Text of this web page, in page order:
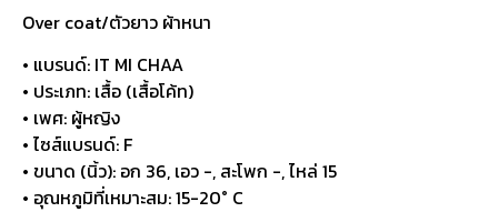
Over coat/ตัวยาว ผ้าหนา
• แบรนด์: IT MI CHAA
• ประเภท: เสื้อ (เสื้อโค้ท)
• เพศ: ผู้หญิง
• ไซส์แบรนด์: F
• ขนาด (นิ้ว): อก 36, เอว -, สะโพก -, ไหล่ 15
• อุณหภูมิที่เหมาะสม: 15-20° C